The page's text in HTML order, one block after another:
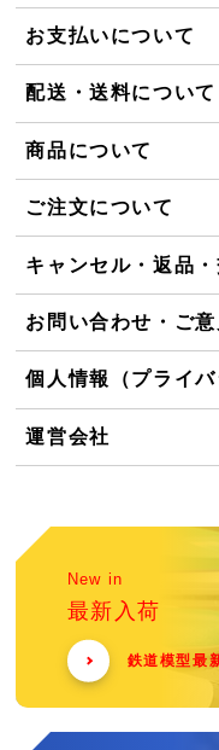
お支払いについて
配送・送料について
商品について
ご注文について
キャンセル・返品
お問い合わせ・ご
個人情報（プライ
運営会社
New in
最新入荷
鉄道模型最